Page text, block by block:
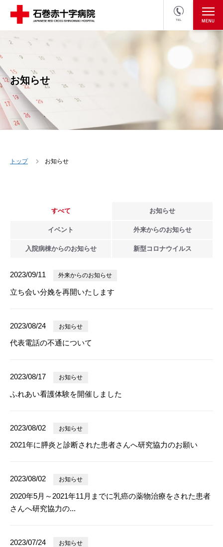
TEL
医療関係者の方
お知らせ
トップ お知らせ
すべて お知らせ
イベント 外来からのお知らせ
入院病棟からのお知らせ 新型 コロナウイルス
2023/09/11 外来からのお知らせ
立ち会い分娩を再開いたします
2023/08/24 お知らせ
代表電話の不通について
2023/08/17 お知らせ
ふれあい看護体験を開催しました
2023/08/02 お知らせ
2021年に膵炎と診断された患者さんへ研究協力のお願い
2023/08/02 お知らせ
2020年5月～2021年11月までに乳癌の薬物治療をされた患者
さんへ研究協力の...
2023/07/24 お知らせ